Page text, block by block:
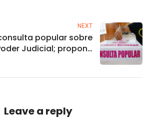
NEXT
popular sobre
Judicial; propone
Leave a reply